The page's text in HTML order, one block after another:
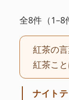
全8件（1–8
紅茶の
紅茶こ
ナイト